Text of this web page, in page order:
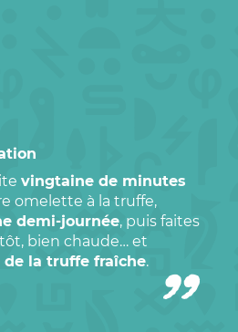
vingtaine de minutes
omelette à la truffe,
demi-journée, puis faites
bien chaude… et
de la truffe fraîche.